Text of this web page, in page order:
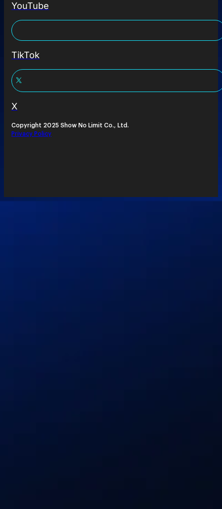
YouTube
TikTok
X
Copyright 2025 Show No Limit Co., Ltd.
Privacy Policy